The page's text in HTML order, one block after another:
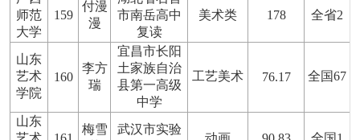
师范
大学
159
付漫
漫
市南岳高中
复读
美术类 178 全省2
山东
艺术
学院
160
李方
瑞
宜昌市长阳
土家族自治
县第一高级
中学
工艺美术 76.17 全国67
山东
梅雪
武汉市实验